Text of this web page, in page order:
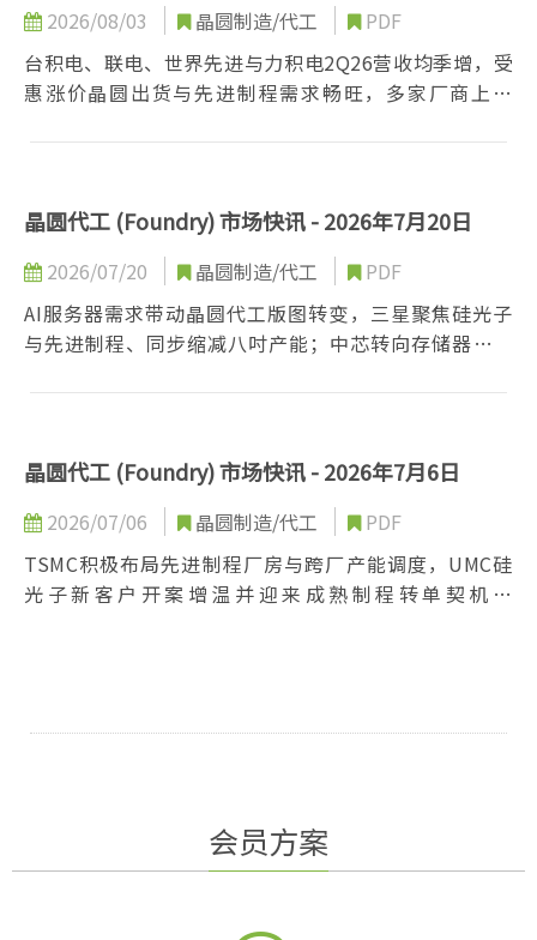
2026/08/03 晶圆制造/代工
PDF
台积电、联电、世界先进与力积电2Q26营收均季增，受
惠涨价晶圆出货与先进制程需求畅旺，多家厂商上修
良好，整体台系晶圆代工动能持续走强。
晶圆代工 (Foundry) 市场快讯 - 2026年7月20日
2026/07/20 晶圆制造/代工
PDF
AI服务器需求带动晶圆代工版图转变，三星聚焦硅光子
与先进制程、同步缩减八吋产能；中芯转向存储器与先
惠成熟制程吃紧调涨报价；其他代工厂亦积极布局电源
晶圆代工 (Foundry) 市场快讯 - 2026年7月6日
2026/07/06 晶圆制造/代工
PDF
TSMC积极布局先进制程厂房与跨厂产能调度，UMC硅
光子新客户开案增温并迎来成熟制程转单契机，
会员方案